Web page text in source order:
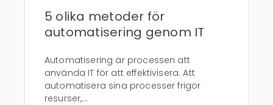
5 olika metoder för
automatisering genom IT
Automatisering är processen att
använda IT för att effektivisera. Att
automatisera sina processer frigör
resurser,...